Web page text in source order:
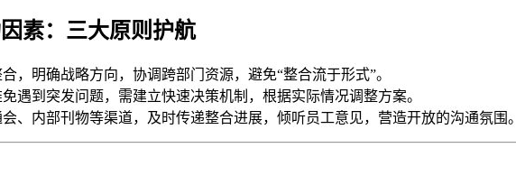
素：三大原则护航
，明确战略方向，协调跨部门资源，避免“整合流于形式”。
遇到突发问题，需建立快速决策机制，根据实际情况调整方案。
、内部刊物等渠道，及时传递整合进展，倾听员工意见，营造开放的沟通氛围。